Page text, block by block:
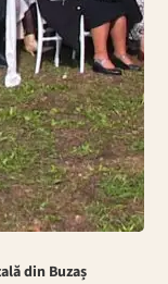
din Buzaș